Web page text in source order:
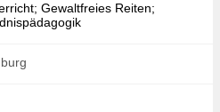
Gewaltfreies Reiten;